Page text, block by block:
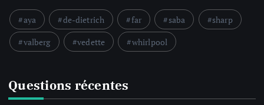
aya de-dietrich far saba
sharp
valberg
vedette whirlpool
Questions récentes